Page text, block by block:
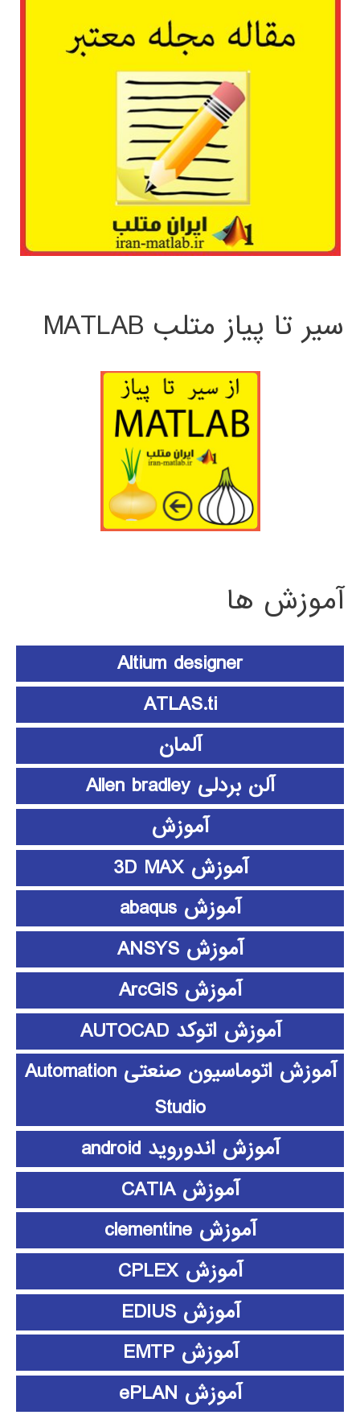
سیر تا پیاز متلب MATLAB
آموزش ها
Altium designer
ATLAS.ti
آلمان
آلن بردلی Allen bradley
آموزش
آموزش 3D MAX
آموزش abaqus
آموزش ANSYS
آموزش ArcGIS
آموزش اتوکد AUTOCAD
آموزش اتوماسیون صنعتی Automation
Studio
آموزش اندوروید android
آموزش CATIA
آموزش clementine
آموزش CPLEX
آموزش EDIUS
آموزش EMTP
آموزش ePLAN